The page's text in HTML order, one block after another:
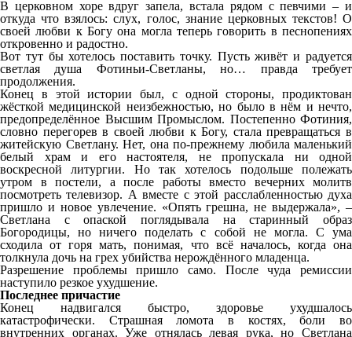
В церковном хоре вдруг запела, встала рядом с певчими – и
откуда что взялось: слух, голос, знание церковных текстов! О
своей любви к Богу она могла теперь говорить в песнопениях
откровенно и радостно.
Вот тут бы хотелось поставить точку. Пусть живёт и радуется
светлая душа Фотиньи-Светланы, но… правда требует
продолжения.
Конец в этой истории был, с одной стороны, продиктован
жёсткой медицинской неизбежностью, но было в нём и нечто,
предопределённое Высшим Промыслом. Постепенно Фотиния,
словно перегорев в своей любви к Богу, стала превращаться в
житейскую Светлану. Нет, она по-прежнему любила маленький
белый храм и его настоятеля, не пропускала ни одной
воскресной литургии. Но так хотелось подольше полежать
утром в постели, а после работы вместо вечерних молитв
посмотреть телевизор. А вместе с этой расслабленностью духа
пришло и новое увлечение. «Опять грешна, не выдержала», –
Светлана с опаской поглядывала на старинный образ
Богородицы, но ничего поделать с собой не могла. С ума
сходила от горя мать, понимая, что всё началось, когда она
толкнула дочь на грех убийства нерождённого младенца.
Разрешение проблемы пришло само. После чуда ремиссии
наступило резкое ухудшение.
Последнее причастие
Конец надвигался быстро, здоровье ухудшалось
катастрофически. Страшная ломота в костях, боли во
внутренних органах. Уже отнялась левая рука, но Светлана